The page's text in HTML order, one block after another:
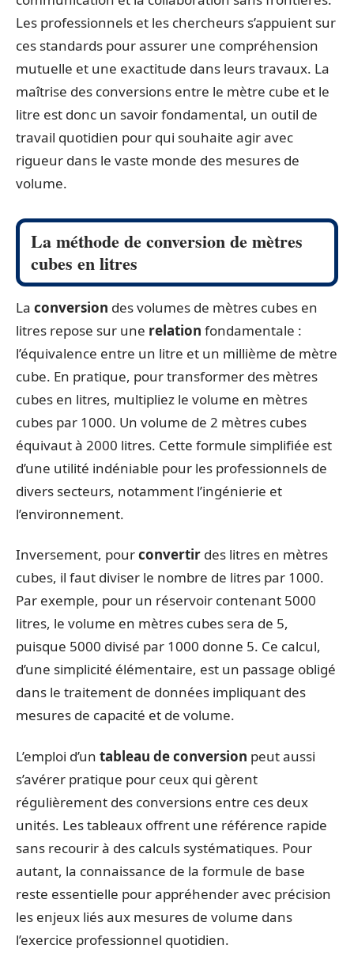
Les professionnels et les chercheurs s’appuient sur
ces standards pour assurer une compréhension
mutuelle et une exactitude dans leurs travaux. La
maîtrise des conversions entre le mètre cube et le
litre est donc un savoir fondamental, un outil de
travail quotidien pour qui souhaite agir avec
rigueur dans le vaste monde des mesures de
volume.
La méthode de conversion de mètres
cubes en litres
La conversion des volumes de mètres cubes en
litres repose sur une relation fondamentale :
l’équivalence entre un litre et un millième de mètre
cube. En pratique, pour transformer des mètres
cubes en litres, multipliez le volume en mètres
cubes par 1000. Un volume de 2 mètres cubes
équivaut à 2000 litres. Cette formule simplifiée est
d’une utilité indéniable pour les professionnels de
divers secteurs, notamment l’ingénierie et
l’environnement.
Inversement, pourconvertir des litres en mètres
cubes, il faut diviser le nombre de litres par 1000.
Par exemple, pour un réservoir contenant 5000
litres, le volume en mètres cubes sera de 5,
puisque 5000 divisé par 1000 donne 5. Ce calcul,
d’une simplicité élémentaire, est un passage obligé
dans le traitement de données impliquant des
mesures de capacité et de volume.
L’emploi d’un tableau de conversion peut aussi
s’avérer pratique pour ceux qui gèrent
régulièrement des conversions entre ces deux
unités. Les tableaux offrent une référence rapide
sans recourir à des calculs systématiques. Pour
autant, la connaissance de la formule de base
reste essentielle pour appréhender avec précision
les enjeux liés aux mesures de volume dans
l’exercice professionnel quotidien.